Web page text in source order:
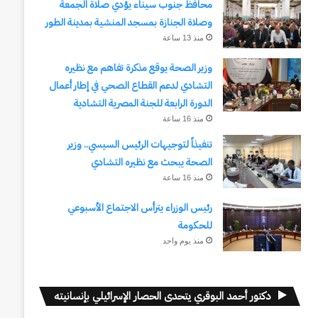
محافظ جنوب سيناء يؤدي صلاة الجمعة
وصلاة الجنازة بمسجد المنشية بمدينة الطور
منذ 13 ساعة
وزير الصحة يوقع مذكرة تفاهم مع نظيره
التشادي لدعم القطاع الصحي في إطار أعمال
الدورة الرابعة للجنة المصرية التشادية
منذ 16 ساعة
تنفيذاً لتوجيهات الرئيس السيسي.. وزير
الصحة يبحث مع نظيره التشادي
منذ 16 ساعة
رئيس الوزراء يترأس الاجتماع الأسبوعي
للحكومة
منذ يوم واحد
دكتور أحمد البوقري يتحدى الحصار الإسرائيلي بإنسانيته